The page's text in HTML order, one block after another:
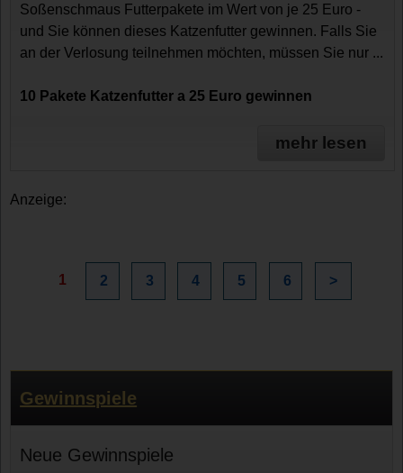
Soßenschmaus Futterpakete im Wert von je 25 Euro -
und Sie können dieses Katzenfutter gewinnen. Falls Sie
an der Verlosung teilnehmen möchten, müssen Sie nur ...
10 Pakete Katzenfutter a 25 Euro gewinnen
mehr lesen
Anzeige:
1 2 3 4 5 6 >
Gewinnspiele
Neue Gewinnspiele